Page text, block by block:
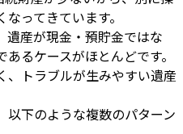
ってきています。
産が現金・預貯金ではな
るケースがほとんどです。
、トラブルが生みやすい遺産
下のような複数のパターン